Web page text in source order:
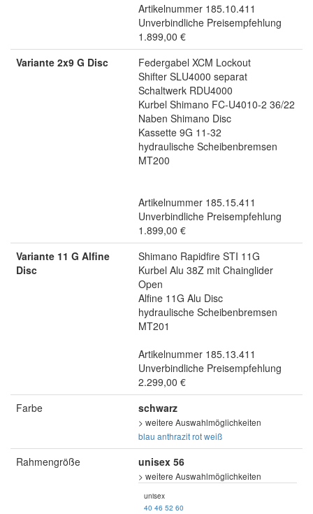
Artikelnummer 185.10.411
Unverbindliche Preisempfehlung
1.899,00 €
Variante 2x9 G Disc
Federgabel XCM Lockout
Shifter SLU4000 separat
Schaltwerk RDU4000
Kurbel Shimano FC-U4010-2 36/22
Naben Shimano Disc
Kassette 9G 11-32
hydraulische Scheibenbremsen
MT200
Artikelnummer 185.15.411
Unverbindliche Preisempfehlung
1.899,00 €
Variante 11 G Alfine
Disc
Shimano Rapidfire STI 11G
Kurbel Alu 38Z mit Chainglider
Open
Alfine 11G Alu Disc
hydraulische Scheibenbremsen
MT201
Artikelnummer 185.13.411
Unverbindliche Preisempfehlung
2.299,00 €
Farbe
schwarz
> weitere Auswahlmöglichkeiten
blau anthrazitrotweiß
Rahmengröße unisex 56
> weitere Auswahlmöglichkeiten
unisex
40 46 52 60